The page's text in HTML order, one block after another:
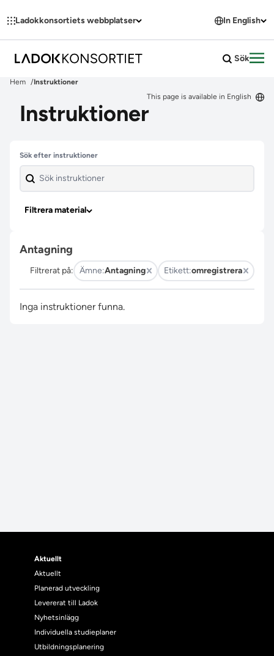
Ladokkonsortiets webbplatser In English
Sök
Hem
Instruktioner
This page is available in English
Instruktioner
Hoppa över filter
Sök efter instruktioner
Filtrera material
Antagning
Filtrerat på: Ämne:Antagning Etikett:omregistrera
Inga instruktioner funna.
Aktuellt
Aktuellt
Planerad utveckling
Levererat till Ladok
Nyhetsinlägg
Individuella studieplaner
Utbildningsplanering